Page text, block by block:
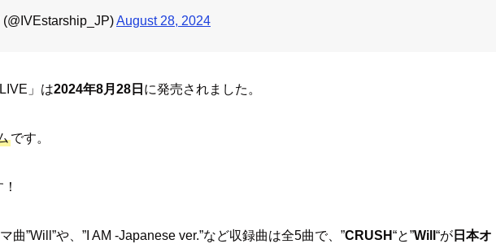
August 28, 2024
」は2024年8月28日 に発売されました。
です。
曲”Will”や、”I AM -Japanese ver.”など収録曲は全5曲で、”CRUSH“と”Will “が 日本オ